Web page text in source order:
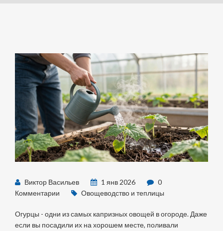
Виктор Васильев 1 янв 2026
0
Комментарии
Овощеводство и теплицы
Огурцы - одни из самых капризных овощей в огороде. Даже
если вы посадили их на хорошем месте, поливали